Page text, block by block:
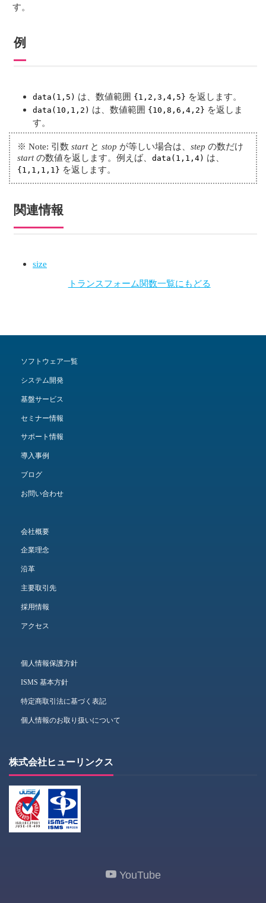
す。
例
data(1,5) は、数値範囲 {1,2,3,4,5} を返します。
data(10,1,2) は、数値範囲 {10,8,6,4,2} を返しま
す。
※ Note: 引数 startと stop が等しい場合は、 step の数だけ
startの数値を返します。例えば、 data(1,1,4) は、
{1,1,1,1} を返します。
関連情報
size
トランスフォーム関数一覧にもどる
ソフトウェア一覧
システム開発
基盤サービス
セミナー情報
サポート情報
導入事例
ブログ
お問い合わせ
会社概要
企業理念
沿革
主要取引先
採用情報
アクセス
個人情報保護方針
ISMS 基本方針
特定商取引法に基づく表記
個人情報のお取り扱いについて
株式会社ヒューリンクス
YouTube